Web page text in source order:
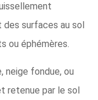
surfaces au sol
ou éphémères.
neige fondue, ou
retenue par le sol